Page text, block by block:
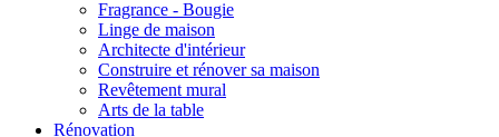
Fragrance - Bougie
Linge de maison
Architecte d'intérieur
Construire et rénover sa maison
Revêtement mural
Arts de la table
Rénovation